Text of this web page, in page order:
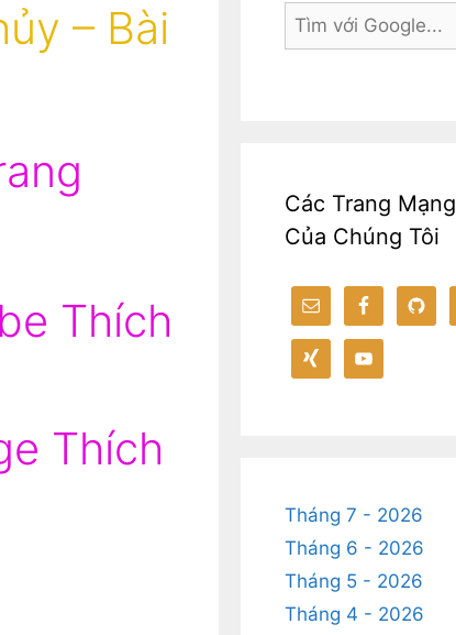
– Bài
Thích
Thích
Các Trang Mạng
Của Chúng Tôi
Tháng 7 - 2026
Tháng 6 - 2026
Tháng 5 - 2026
Tháng 4 - 2026